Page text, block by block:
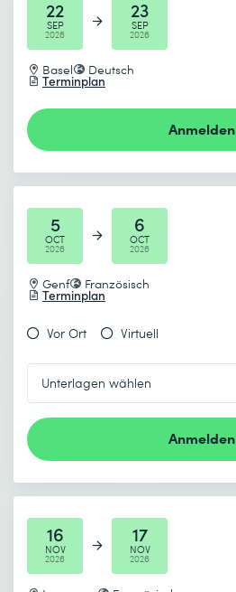
22
SEP
2026
23
SEP
2026
Basel Deutsch
Terminplan
Anmelden
5
OCT
2026
6
OCT
2026
Genf Französisch
Terminplan
Vor Ort Virtuell
Anmelden
16
NOV
2026
17
NOV
2026